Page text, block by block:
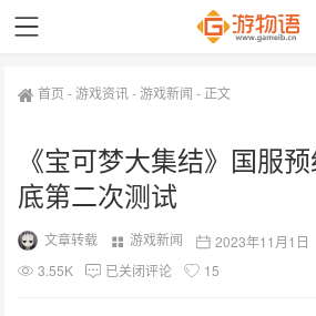
首页 -游戏资讯-游戏新闻 - 正文
《宝可梦大集结》国服
底第二次测试
文章转载 游戏新闻
2023年11月1日
3.55K
已关闭评论 15